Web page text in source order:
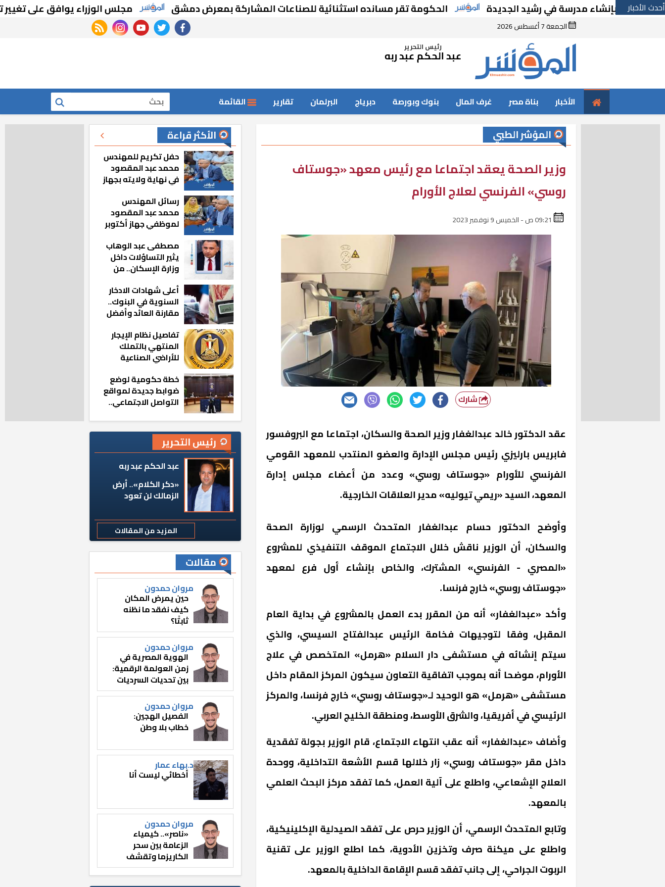
أحدث الأخباربإنشاء مدرسة في رشيد الجديدة الحكومة تقر مسانده استثنائية للصناعات المشاركة بمعرض دمشق مجلس الوزراء يوافق على تغيير
الجمعة 7 أغسطس 2026 facebook
twitter
youtube
instagram
rss feed
رئيس التحرير
عبد الحكم عبد ربه
الأخبار بناة مصر غرف المال بنوك وبورصة دبرياج البرلمان تقارير القائمة بحث
المؤشر الطبي
وزير الصحة يعقد اجتماعا مع رئيس معهد «جوستاف
روسي» الفرنسي لعلاج الأورام
شارك
عقد الدكتور خالد عبدالغفار وزير الصحة والسكان، اجتماعا مع البروفسور
فابريس بارليزي رئيس مجلس الإدارة والعضو المنتدب للمعهد القومي
الفرنسي للأورام «جوستاف روسي» وعدد من أعضاء مجلس إدارة
المعهد، السيد «ريمي تيوليه» مدير العلاقات الخارجية.
وأوضح الدكتور حسام عبدالغفار المتحدث الرسمي لوزارة الصحة
والسكان، أن الوزير ناقش خلال الاجتماع الموقف التنفيذي للمشروع
«المصري - الفرنسي» المشترك، والخاص بإنشاء أول فرع لمعهد
«جوستاف روسي» خارج فرنسا.
وأكد «عبدالغفار» أنه من المقرر بدء العمل بالمشروع في بداية العام
المقبل، وفقا لتوجيهات فخامة الرئيس عبدالفتاح السيسي، والذي
سيتم إنشائه في مستشفى دار السلام «هرمل» المتخصص في علاج
الأورام، موضحا أنه بموجب اتفاقية التعاون سيكون المركز المقام داخل
مستشفى «هرمل» هو الوحيد لـ«جوستاف روسي» خارج فرنسا، والمركز
الرئيسي في أفريقيا، والشرق الأوسط، ومنطقة الخليج العربي.
وأضاف «عبدالغفار» أنه عقب انتهاء الاجتماع، قام الوزير بجولة تفقدية
داخل مقر «جوستاف روسي» زار خلالها قسم الأشعة التداخلية، ووحدة
العلاج الإشعاعي، واطلع على آلية العمل، كما تفقد مركز البحث العلمي
بالمعهد.
وتابع المتحدث الرسمي، أن الوزير حرص على تفقد الصيدلية الإكلينيكية،
واطلع على ميكنة صرف وتخزين الأدوية، كما اطلع الوزير على تقنية
الربوت الجراحي، إلى جانب تفقد قسم الإقامة الداخلية بالمعهد.
الأكثر قراءة
حفل تكريم للمهندس
محمد عبد المقصود
في نهاية ولايته بجهاز
رسائل المهندس
محمد عبد المقصود
لموظفي جهاز أكتوبر
مشيت والمدينة
رجعت للخلف»
مصطفى عبد الوهاب
يثير التساؤلات داخل
وزارة الإسكان.. من
المناصب؟
أعلى شهادات الادخار
السنوية في البنوك..
مقارنة العائد وأفضل
تفاصيل نظام الإيجار
المنتهي بالتملك
للأراضي الصناعية
خطة حكومية لوضع
ضوابط جديدة لمواقع
التواصل الاجتماعي..
رئيس التحرير
عبد الحكم عبد ربه
«دكر الكلام».. أرض
الزمالك لن تعود
المزيد من المقالات
مقالات
مروان حمدون
حين يمرض المكان
كيف نفقد ما نظنه
ثابتًا؟
مروان حمدون
الهوية المصرية في
زمن العولمة الرقمية:
بين تحديات السرديات
وصناعة الوعي
مروان حمدون
الفصيل الهجين:
خطاب بلا وطن
د.بهاء عمار
أخطائي ليست أنا
مروان حمدون
«ناصر».. كيمياء
الزعامة بين سحر
الكاريزما وتقشف
الثائر